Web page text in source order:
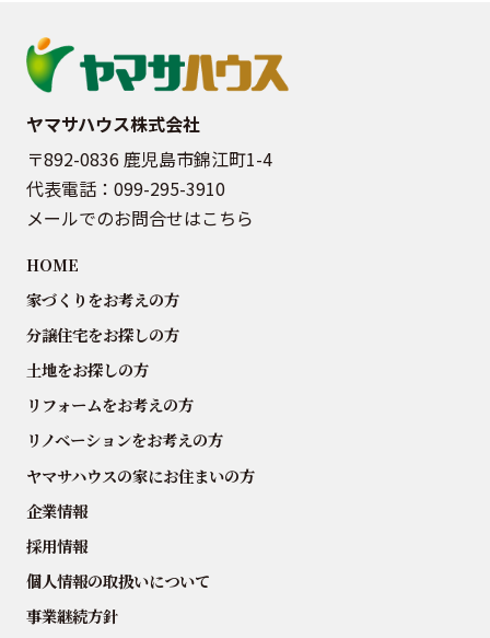
ヤマサハウス株式会社
〒892-0836 鹿児島市錦江町1-4
代表電話： 099-295-3910
メールでのお問合せはこちら
HOME
家づくりをお考えの方
分譲住宅をお探しの方
土地をお探しの方
リフォームをお考えの方
リノベーションをお考えの方
ヤマサハウスの家にお住まいの方
企業情報
採用情報
個人情報の取扱いについて
事業継続方針